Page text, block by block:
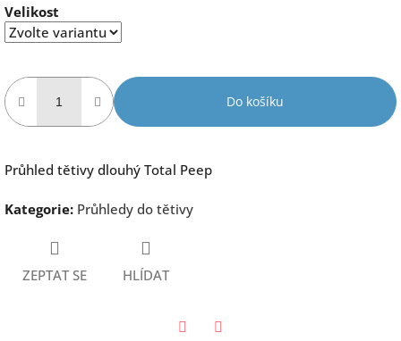
Velikost
Do košíku
Průhled tětivy dlouhý Total Peep
Kategorie: Průhledy do tětivy
ZEPTAT SE HLÍDAT